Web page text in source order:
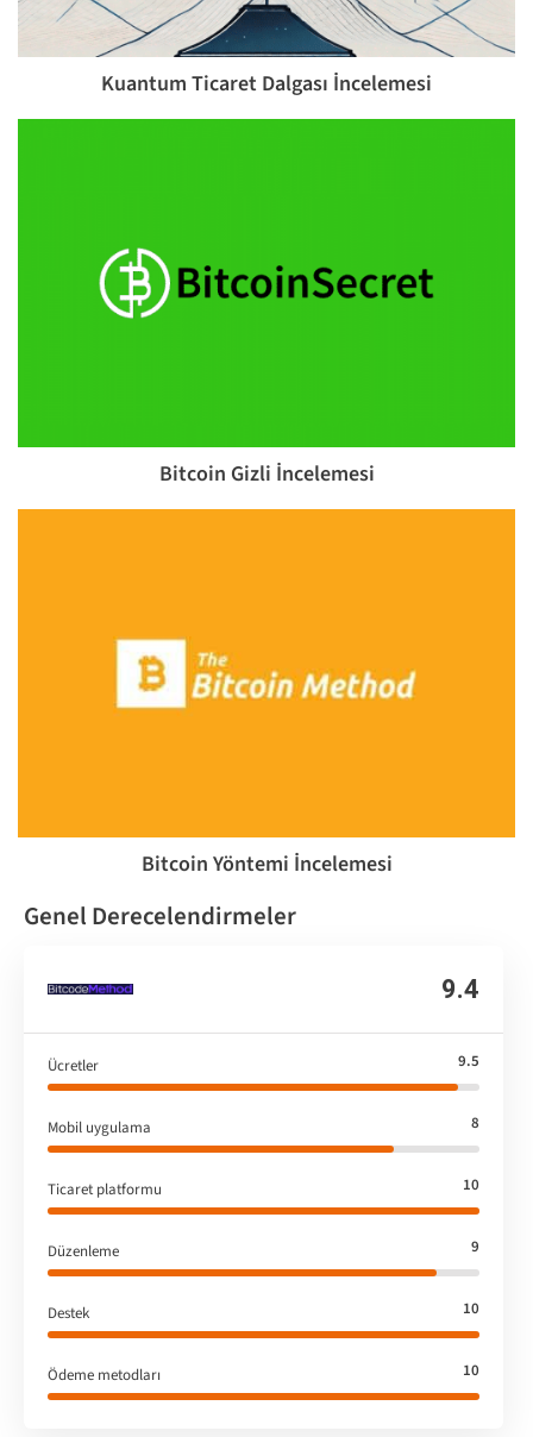
Kuantum Ticaret Dalgası İncelemesi
Bitcoin Gizli İncelemesi
Bitcoin Yöntemi İncelemesi
Genel Derecelendirmeler
9.4
Ücretler 9.5
Mobil uygulama 8
Ticaret platformu 10
Düzenleme 9
Destek 10
Ödeme metodları 10